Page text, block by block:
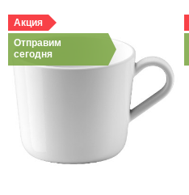
Акция
Отправим
сегодня